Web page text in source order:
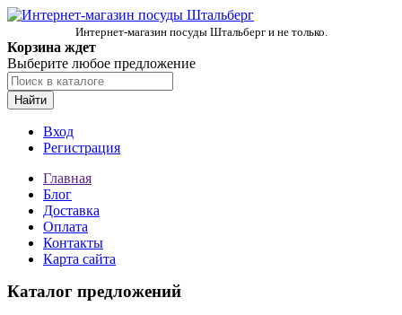
Интернет-магазин посуды Штальберг и не только.
Корзина ждет
Выберите любое предложение
Найти
Вход
Регистрация
Главная
Блог
Доставка
Оплата
Контакты
Карта сайта
Каталог предложений